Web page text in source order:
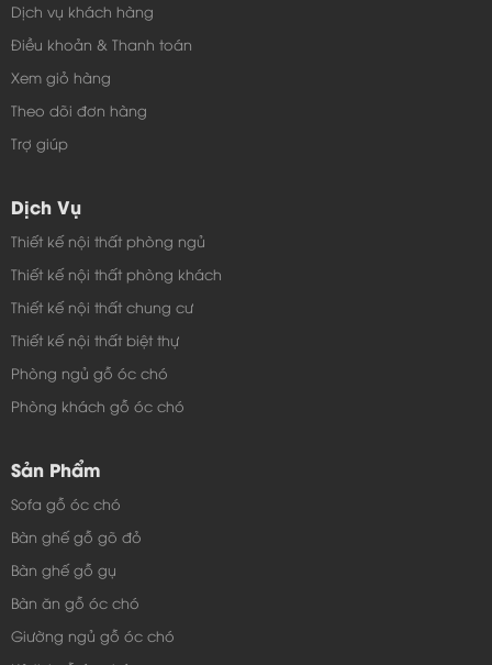
Dịch vụ khách hàng
Điều khoản & Thanh toán
Xem giỏ hàng
Theo dõi đơn hàng
Trợ giúp
Dịch Vụ
Thiết kế nội thất phòng ngủ
Thiết kế nội thất phòng khách
Thiết kế nội thất chung cư
Thiết kế nội thất biệt thự
Phòng ngủ gỗ óc chó
Phòng khách gỗ óc chó
Sản Phẩm
Sofa gỗ óc chó
Bàn ghế gỗ gõ đỏ
Bàn ghế gỗ gụ
Bàn ăn gỗ óc chó
Giường ngủ gỗ óc chó